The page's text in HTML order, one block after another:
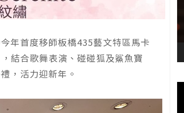
年首度移師板橋435藝文特區馬卡
結合歌舞表演、碰碰狐及鯊魚寶
，活力迎新年。